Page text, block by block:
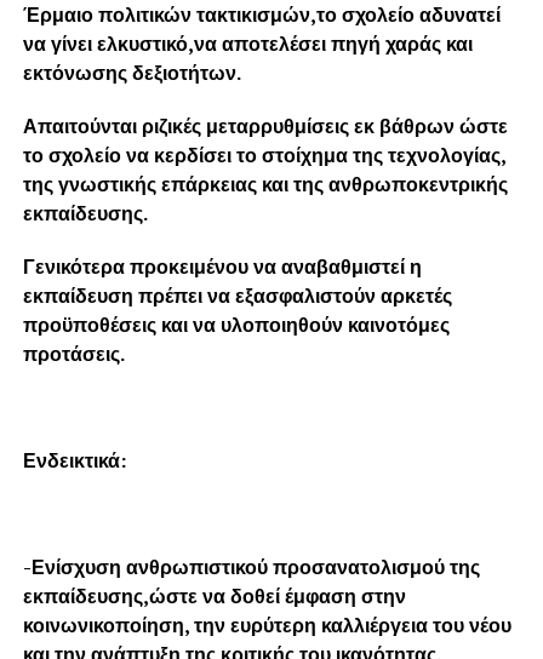
Έρμαιο πολιτικών τακτικισμών,το σχολείο αδυνατεί
να γίνει ελκυστικό,να αποτελέσει πηγή χαράς και
εκτόνωσης δεξιοτήτων.
Απαιτούνται ριζικές μεταρρυθμίσεις εκ βάθρων ώστε
το σχολείο να κερδίσει το στοίχημα της τεχνολογίας,
της γνωστικής επάρκειας και της ανθρωποκεντρικής
εκπαίδευσης.
Γενικότερα προκειμένου να αναβαθμιστεί η
εκπαίδευση πρέπει να εξασφαλιστούν αρκετές
προϋποθέσεις και να υλοποιηθούν καινοτόμες
προτάσεις.
Ενδεικτικά:
-Ενίσχυση ανθρωπιστικού προσανατολισμού της
εκπαίδευσης,ώστε να δοθεί έμφαση στην
κοινωνικοποίηση, την ευρύτερη καλλιέργεια του νέου